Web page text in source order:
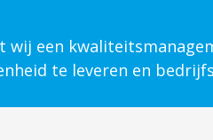
wij een
te leveren en